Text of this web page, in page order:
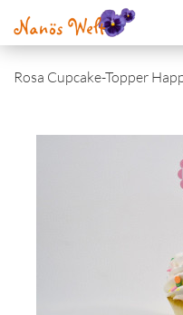
Rosa Cupcake-Topper